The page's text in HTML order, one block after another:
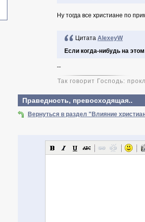
Ну тогда все христиане по
Цитата AlexeyW
Если когда-нибудь на
--
Так говорит Господь:
Праведность, превосходящая..
Вернуться в раздел "Влияние